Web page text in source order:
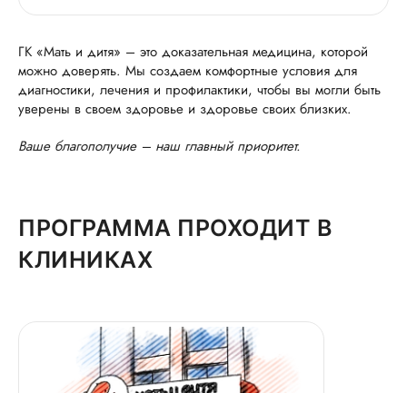
ГК «Мать и дитя» – это доказательная медицина, которой
можно доверять. Мы создаем комфортные условия для
диагностики, лечения и профилактики, чтобы вы могли быть
уверены в своем здоровье и здоровье своих близких.
Ваше благополучие – наш главный приоритет.
ПРОГРАММА ПРОХОДИТ В
КЛИНИКАХ